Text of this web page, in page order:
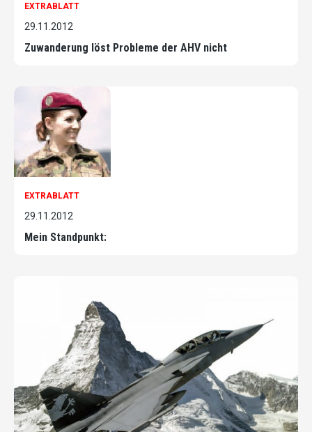
EXTRABLATT
29.11.2012
Zuwanderung löst Probleme der AHV nicht
EXTRABLATT
29.11.2012
Mein Standpunkt: